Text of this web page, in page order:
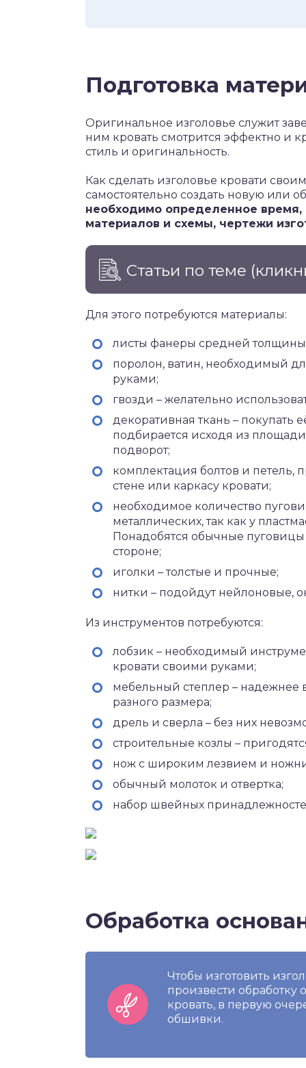
Подготовка
Оригинальное изголовье служит
ним кровать смотрится эффектно и
стиль и оригинальность.
Как сделать изголовье кровати
самостоятельно создать новую или
необходимо определенное
материалов и схемы, чертежи
Статьи по теме
Для этого потребуются материалы:
листы фанеры средней толщины
поролон, ватин, необходимый
руками;
гвозди – желательно
декоративная ткань – покупать
подбирается исходя из
подворот;
комплектация болтов и петель,
стене или каркасу кровати;
необходимое количество
металлических, так как у
Понадобятся обычные
стороне;
иголки – толстые и прочные;
нитки – подойдут нейлоновые,
Из инструментов потребуются:
лобзик – необходимый
кровати своими руками;
мебельный степлер – надежнее
разного размера;
дрель и сверла – без них
строительные козлы –
нож с широким лезвием и
обычный молоток и отвертка;
набор швейных
Обработка
Чтобы изготовить
произвести обработку
кровать, в первую
обшивки.